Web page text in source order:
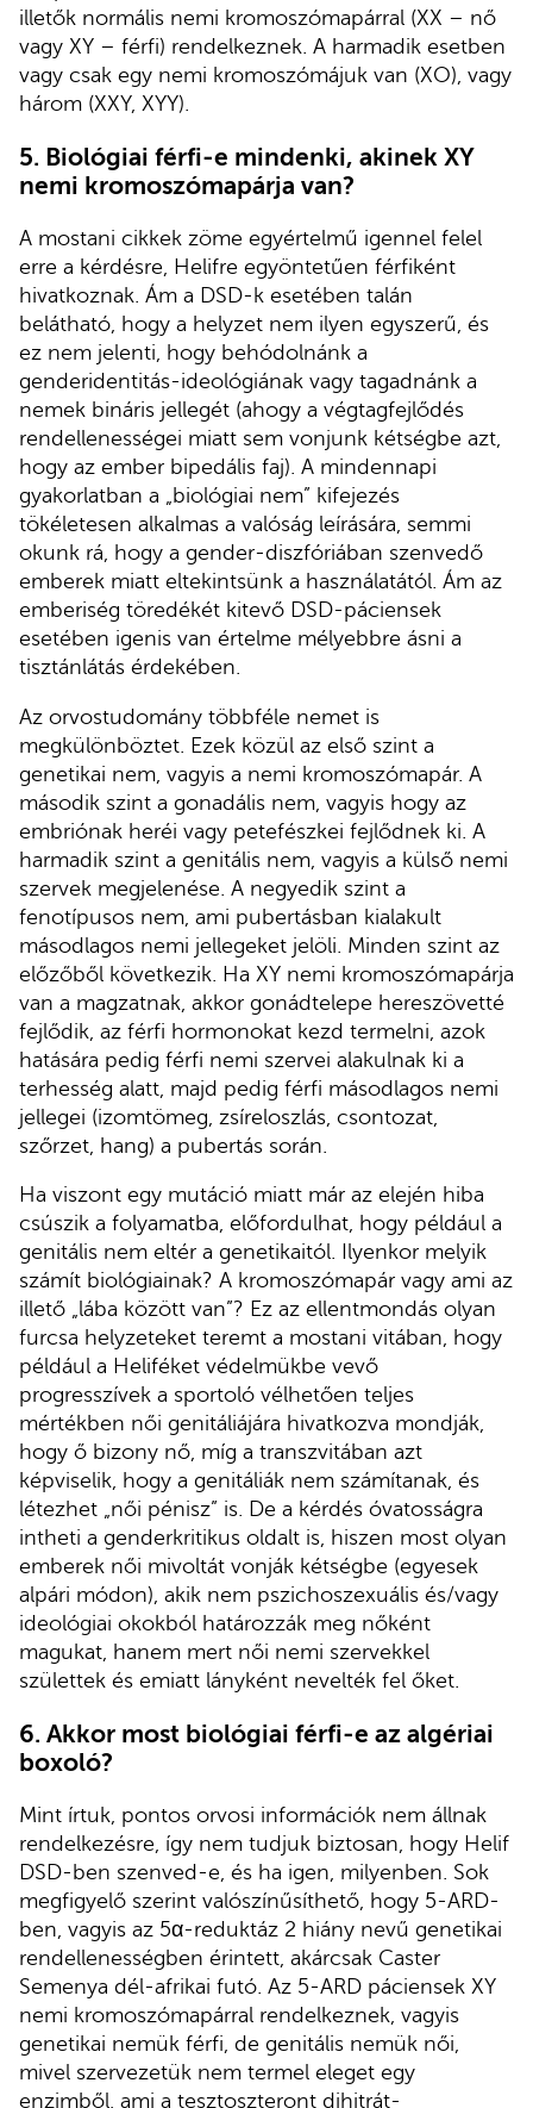
illetők normális nemi kromoszómapárral (XX – nő
vagy XY – férfi) rendelkeznek. A harmadik esetben
vagy csak egy nemi kromoszómájuk van (XO), vagy
három (XXY, XYY).
5. Biológiai férfi-e mindenki, akinek XY
nemi kromoszómapárja van?
A mostani cikkek zöme egyértelmű igennel felel
erre a kérdésre, Helifre egyöntetűen férfiként
hivatkoznak. Ám a DSD-k esetében talán
belátható, hogy a helyzet nem ilyen egyszerű, és
ez nem jelenti, hogy behódolnánk a
genderidentitás-ideológiának vagy tagadnánk a
nemek bináris jellegét (ahogy a végtagfejlődés
rendellenességei miatt sem vonjunk kétségbe azt,
hogy az ember bipedális faj). A mindennapi
gyakorlatban a „biológiai nem” kifejezés
tökéletesen alkalmas a valóság leírására, semmi
okunk rá, hogy a gender-diszfóriában szenvedő
emberek miatt eltekintsünk a használatától. Ám az
emberiség töredékét kitevő DSD-páciensek
esetében igenis van értelme mélyebbre ásni a
tisztánlátás érdekében.
Az orvostudomány többféle nemet is
megkülönböztet. Ezek közül az első szint a
genetikai nem, vagyis a nemi kromoszómapár. A
második szint a gonadális nem, vagyis hogy az
embriónak heréi vagy petefészkei fejlődnek ki. A
harmadik szint a genitális nem, vagyis a külső nemi
szervek megjelenése. A negyedik szint a
fenotípusos nem, ami pubertásban kialakult
másodlagos nemi jellegeket jelöli. Minden szint az
előzőből következik. Ha XY nemi kromoszómapárja
van a magzatnak, akkor gonádtelepe hereszövetté
fejlődik, az férfi hormonokat kezd termelni, azok
hatására pedig férfi nemi szervei alakulnak ki a
terhesség alatt, majd pedig férfi másodlagos nemi
jellegei (izomtömeg, zsíreloszlás, csontozat,
szőrzet, hang) a pubertás során.
Ha viszont egy mutáció miatt már az elején hiba
csúszik a folyamatba, előfordulhat, hogy például a
genitális nem eltér a genetikaitól. Ilyenkor melyik
számít biológiainak? A kromoszómapár vagy ami az
illető „lába között van”? Ez az ellentmondás olyan
furcsa helyzeteket teremt a mostani vitában, hogy
például a Heliféket védelmükbe vevő
progresszívek a sportoló vélhetően teljes
mértékben női genitáliájára hivatkozva mondják,
hogy ő bizony nő, míg a transzvitában azt
képviselik, hogy a genitáliák nem számítanak, és
létezhet „női pénisz” is. De a kérdés óvatosságra
intheti a genderkritikus oldalt is, hiszen most olyan
emberek női mivoltát vonják kétségbe (egyesek
alpári módon), akik nem pszichoszexuális és/vagy
ideológiai okokból határozzák meg nőként
magukat, hanem mert női nemi szervekkel
születtek és emiatt lányként nevelték fel őket.
6. Akkor most biológiai férfi-e az algériai
boxoló?
Mint írtuk, pontos orvosi információk nem állnak
rendelkezésre, így nem tudjuk biztosan, hogy Helif
DSD-ben szenved-e, és ha igen, milyenben. Sok
megfigyelő szerint valószínűsíthető, hogy 5-ARD-
ben, vagyis az 5α-reduktáz 2 hiány nevű genetikai
rendellenességben érintett, akárcsak Caster
Semenya dél-afrikai futó. Az 5-ARD páciensek XY
nemi kromoszómapárral rendelkeznek, vagyis
genetikai nemük férfi, de genitális nemük női,
mivel szervezetük nem termel eleget egy
enzimből, ami a tesztoszteront dihitrát-